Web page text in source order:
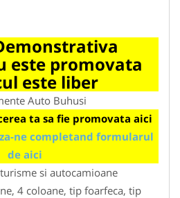
este promovata
este liber
Auto Buhusi
ta sa fie promovata aici
ne completand formularul
de aici
si autocamioane
4 coloane, tip foarfeca, tip